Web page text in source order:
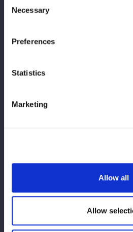
Selection
Necessary
Preferences
Statistics
Marketing
Allow all
Allow
■大会情報
◆会場：愛媛・テクスポート今治
https://wwr-
この記事をシェ
VIEW